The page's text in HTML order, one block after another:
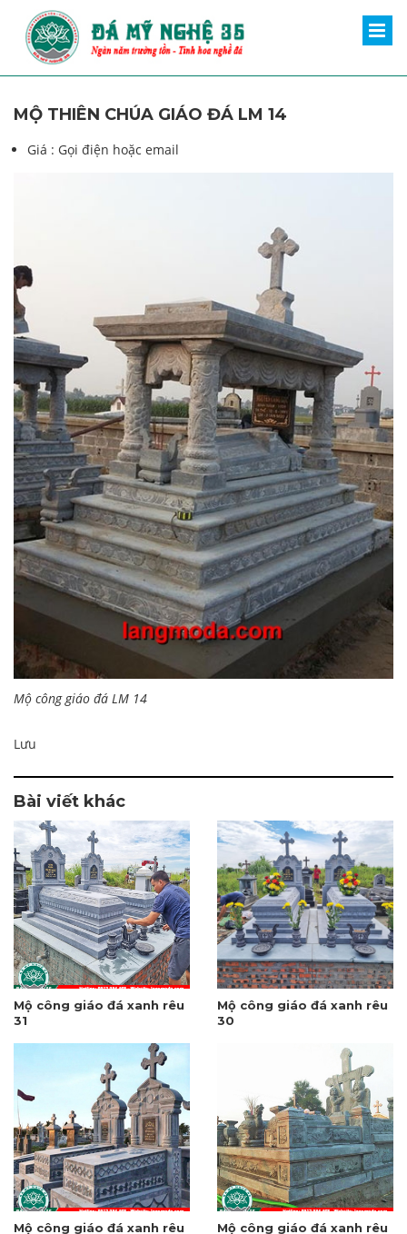
MỘ THIÊN CHÚA GIÁO ĐÁ LM 14
Giá : Gọi điện hoặc email
Mộ công giáo đá LM 14
Lưu
Bài viết khác
Mộ công giáo đá xanh rêu
31
Mộ công giáo đá xanh rêu
30
Mộ công giáo đá xanh rêu
Mộ công giáo đá xanh rêu